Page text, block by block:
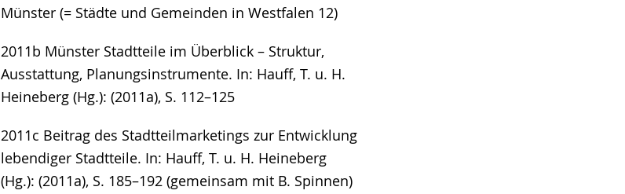
Münster (= Städte und Gemeinden in Westfalen 12)
2011b Münster Stadtteile im Überblick – Struktur,
Ausstattung, Planungsinstrumente. In: Hauff, T. u. H.
Heineberg (Hg.): (2011a), S. 112–125
2011c Beitrag des Stadtteilmarketings zur Entwicklung
lebendiger Stadtteile. In: Hauff, T. u. H. Heineberg
(Hg.): (2011a), S. 185–192 (gemeinsam mit B. Spinnen)